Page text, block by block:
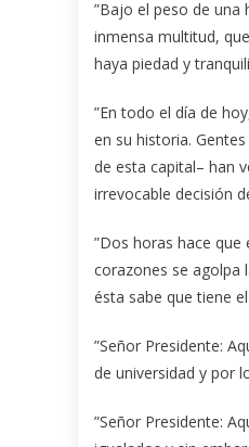
”Bajo el peso de
inmensa multitud,
haya piedad y
”En todo el día de
en su historia.
de esta capital– han
irrevocable decisión
”Dos horas hace
corazones se agolpa
ésta sabe que tiene
”Señor Presidente:
de universidad y por
”Señor Presidente: